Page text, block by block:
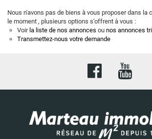
Nous n'avons pas de biens à vous proposer dans la
le moment , plusieurs options s'offrent à vous :
Voir la liste de nos annonces ou nos annonces
Transmettez-nous votre demande